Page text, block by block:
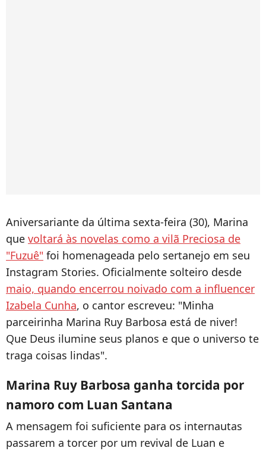
Aniversariante da última sexta-feira (30), Marina
que voltará às novelas como a vilã Preciosa de
"Fuzuê" foi homenageada pelo sertanejo em seu
Instagram Stories. Oficialmente solteiro desde
maio, quando encerrou noivado com a influencer
Izabela Cunha, o cantor escreveu: "Minha
parceirinha Marina Ruy Barbosa está de niver!
Que Deus ilumine seus planos e que o universo te
traga coisas lindas".
Marina Ruy Barbosa ganha torcida por
namoro com Luan Santana
A mensagem foi suficiente para os internautas
passarem a torcer por um revival de Luan e